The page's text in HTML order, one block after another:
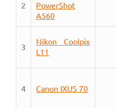
2
PowerShot
A560
3
Nikon Coolpix
L11
4 Canon IXUS 70